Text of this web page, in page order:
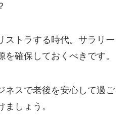
ストラする時代。サラリー
確保しておくべきです。
ネスで老後を安心して過ご
しょう。